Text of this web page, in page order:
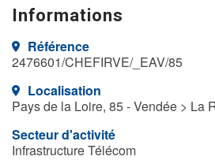
Informations
Référence
2476601/CHEFIRVE/_EAV/85
Localisation
Pays de la Loire, 85 - Vendée > La
Secteur d'activité
Infrastructure Télécom